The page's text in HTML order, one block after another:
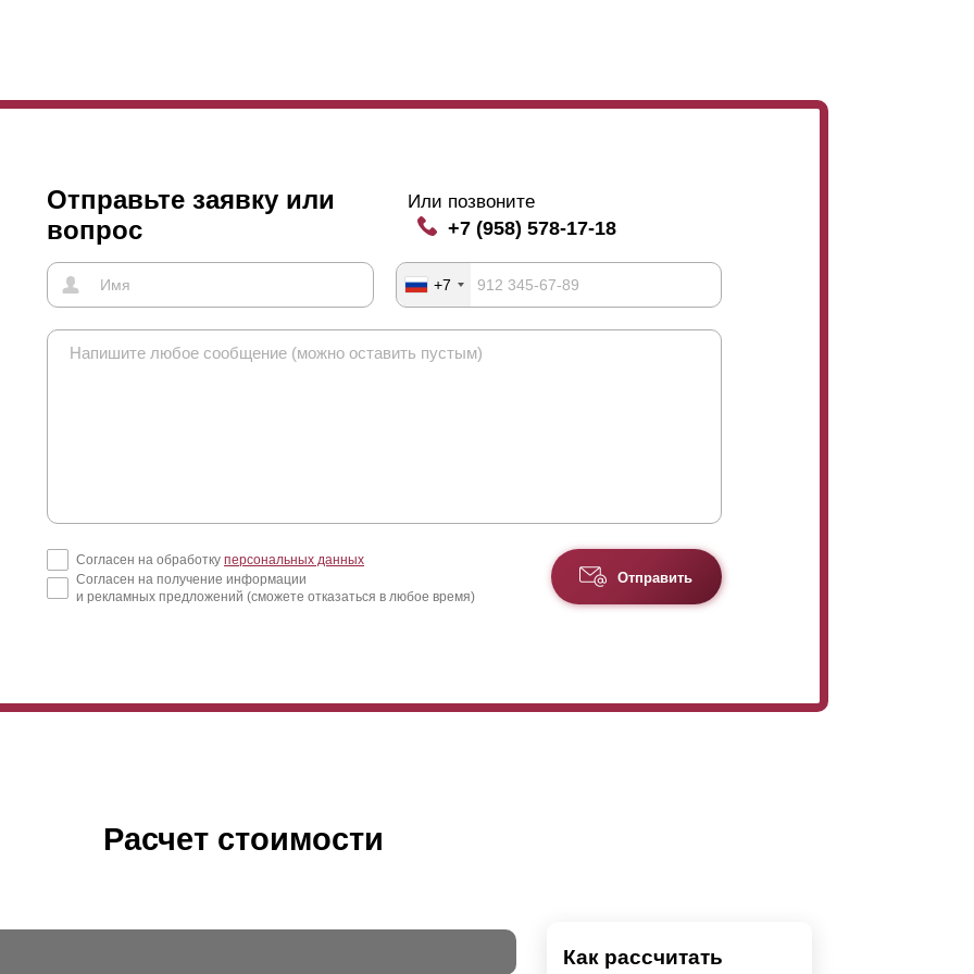
Отправьте заявку или
вопрос
Или позвоните
+7 (958) 578-17-18
+7
Согласен на обработку персональных данных
Согласен на получение информации
и рекламных предложений (сможете отказаться в любое время)
Отправить
Расчет стоимости
Как рассчитать